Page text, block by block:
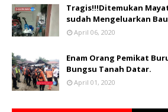
Tragis!!!Ditemukan
sudah Mengeluarkan
April 06, 2020
Enam Orang Pemikat
Bungsu Tanah Datar.
April 01, 2020